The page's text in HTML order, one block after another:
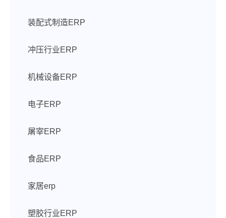
装配式制造ERP
冲压行业ERP
机械设备ERP
电子ERP
屠宰ERP
食品ERP
家居erp
塑胶行业ERP